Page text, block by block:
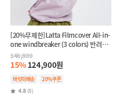
[20%무제한]Latta Filmcover All-in-
one windbreaker (3 colors) 반려견
+반려인 SET
146,800
15%124,900원
바잇미배송
20%쿠폰
4.8 (8)